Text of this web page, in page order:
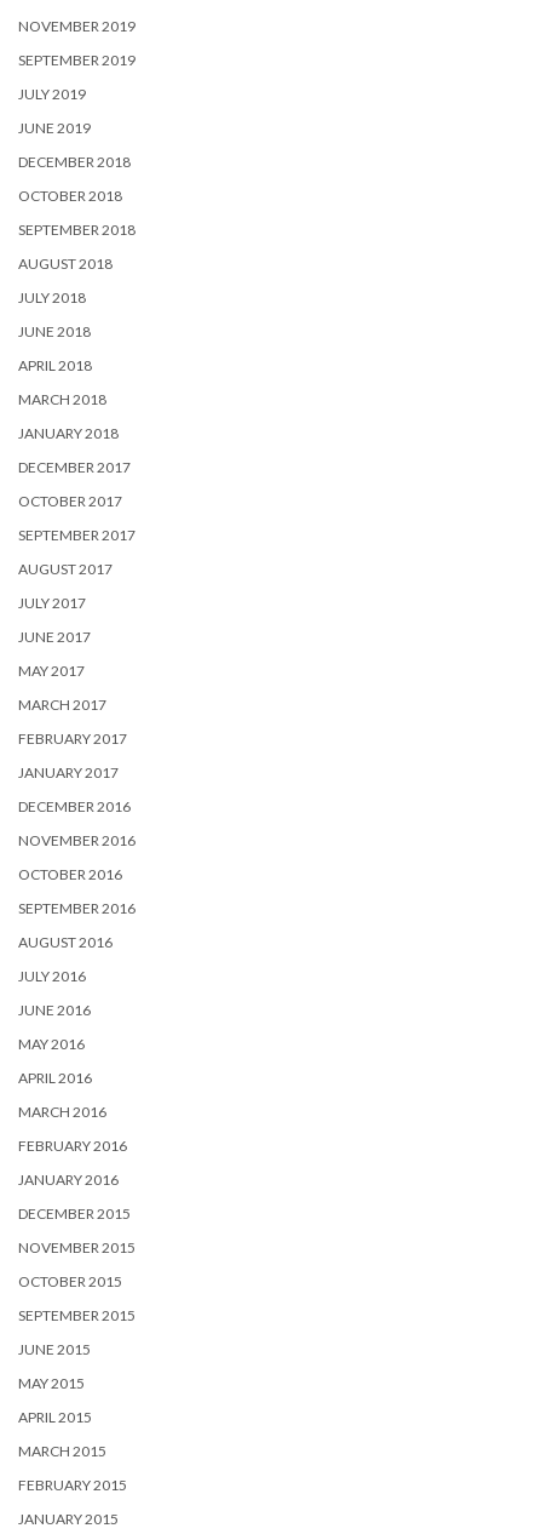
NOVEMBER 2019
SEPTEMBER 2019
JULY 2019
JUNE 2019
DECEMBER 2018
OCTOBER 2018
SEPTEMBER 2018
AUGUST 2018
JULY 2018
JUNE 2018
APRIL 2018
MARCH 2018
JANUARY 2018
DECEMBER 2017
OCTOBER 2017
SEPTEMBER 2017
AUGUST 2017
JULY 2017
JUNE 2017
MAY 2017
MARCH 2017
FEBRUARY 2017
JANUARY 2017
DECEMBER 2016
NOVEMBER 2016
OCTOBER 2016
SEPTEMBER 2016
AUGUST 2016
JULY 2016
JUNE 2016
MAY 2016
APRIL 2016
MARCH 2016
FEBRUARY 2016
JANUARY 2016
DECEMBER 2015
NOVEMBER 2015
OCTOBER 2015
SEPTEMBER 2015
JUNE 2015
MAY 2015
APRIL 2015
MARCH 2015
FEBRUARY 2015
JANUARY 2015